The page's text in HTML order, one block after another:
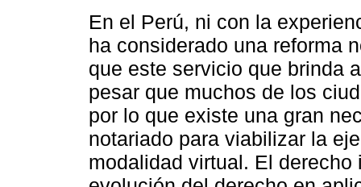
En el Perú, ni con la
ha considerado una reforma
que este servicio que brinda
pesar que muchos de los
por lo que existe una gran
notariado para viabilizar la
modalidad virtual. El